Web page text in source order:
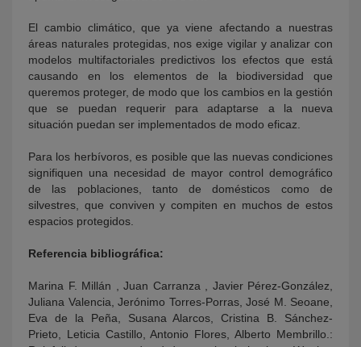
El cambio climático, que ya viene afectando a nuestras
áreas naturales protegidas, nos exige vigilar y analizar con
modelos multifactoriales predictivos los efectos que está
causando en los elementos de la biodiversidad que
queremos proteger, de modo que los cambios en la gestión
que se puedan requerir para adaptarse a la nueva
situación puedan ser implementados de modo eficaz.
Para los herbívoros, es posible que las nuevas condiciones
signifiquen una necesidad de mayor control demográfico
de las poblaciones, tanto de domésticos como de
silvestres, que conviven y compiten en muchos de estos
espacios protegidos.
Referencia bibliográfica:
Marina F. Millán , Juan Carranza , Javier Pérez-González,
Juliana Valencia, Jerónimo Torres-Porras, José M. Seoane,
Eva de la Peña, Susana Alarcos, Cristina B. Sánchez-
Prieto, Leticia Castillo, Antonio Flores, Alberto Membrillo.: